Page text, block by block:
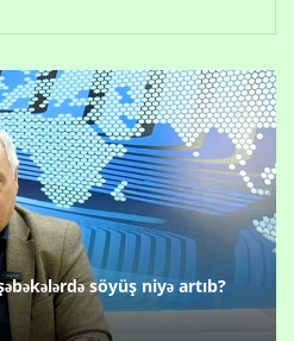
söyüş niyə artıb?